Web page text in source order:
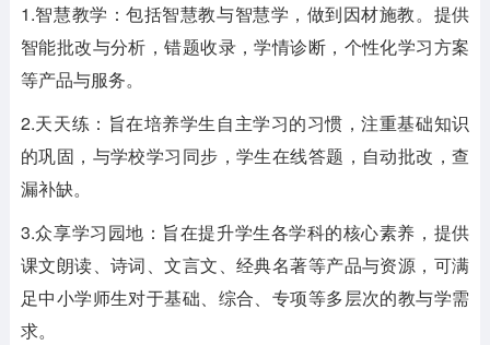
1.智慧教学：包括智慧教与智慧学，做到因材施教。提供
智能批改与分析，错题收录，学情诊断，个性化学习方案
等产品与服务。
2.天天练：旨在培养学生自主学习的习惯，注重基础知识
的巩固，与学校学习同步，学生在线答题，自动批改，查
漏补缺。
3.众享学习园地：旨在提升学生各学科的核心素养，提供
课文朗读、诗词、文言文、经典名著等产品与资源，可满
足中小学师生对于基础、综合、专项等多层次的教与学需
求。